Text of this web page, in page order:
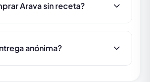
Arava sin receta?
anónima?